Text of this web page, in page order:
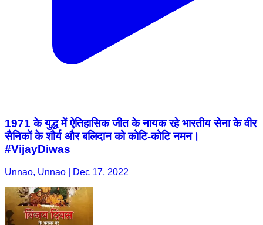
1971 के युद्ध में ऐतिहासिक जीत के नायक रहे भारतीय सेना के वीर
सैनिकों के शौर्य और बलिदान को कोटि-कोटि नमन।
#VijayDiwas
Unnao, Unnao | Dec 17, 2022